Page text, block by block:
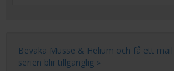
Bevaka Musse & Helium och få ett
serien blir tillgänglig »